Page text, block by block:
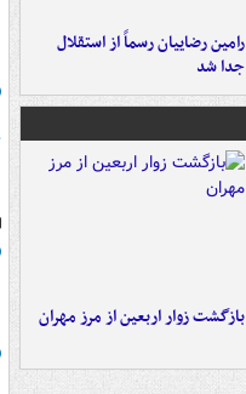
رامین رضاییان رسماً از استقلال
جدا شد
بازگشت زوار اربعین از مرز مهران